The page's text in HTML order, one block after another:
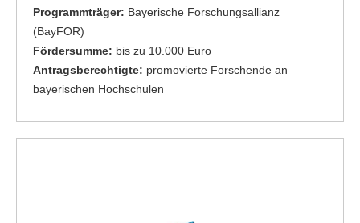
Programmträger: Bayerische Forschungsallianz
(BayFOR)
Fördersumme: bis zu 10.000 Euro
Antragsberechtigte: promovierte Forschende an
bayerischen Hochschulen